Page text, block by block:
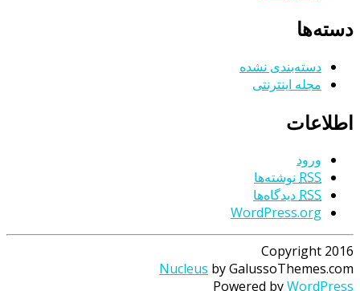
دسته‌ها
دسته‌بندی نشده
مجله اینترنتی
اطلاعات
ورود
RSS نوشته‌ها
RSSدیدگاه‌ها
WordPress.org
Copyright 2016
Nucleus by GalussoThemes.com
Powered byWordPress